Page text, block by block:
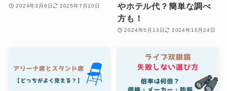
2024年3月6日 2025年7月10日
やホテル代？簡単な調べ
方も！
2024年5月13日 2024年10月24日